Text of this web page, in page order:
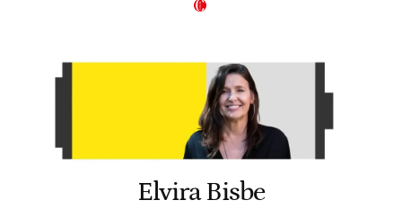
Elvira Bisbe